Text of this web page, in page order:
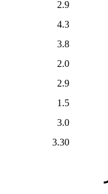
2.9
4.3
3.8
2.0
2.9
1.5
3.0
3.30